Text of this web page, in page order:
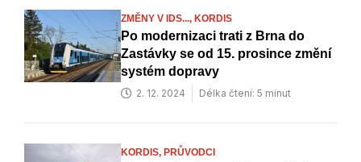
ZMĚNY V IDS..., KORDIS
Po modernizaci trati z Brna do
Zastávky se od 15. prosince změní
systém dopravy
2. 12. 2024 Délka čtení: 5 minut
KORDIS, PRŮVODCI